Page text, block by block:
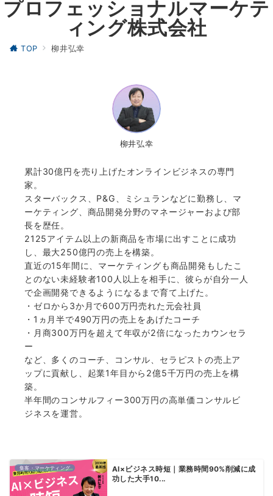
プロフェッショナルマーケテ
ィング株式会社
TOP 柳井弘幸
柳井弘幸
累計30億円を売り上げたオンラインビジネスの専門
家。
スターバックス、P&G、ミシュランなどに勤務し、マ
ーケティング、商品開発分野のマネージャーおよび部
長を歴任。
2125アイテム以上の新商品を市場に出すことに成功
し、最大250億円の売上を構築。
直近の15年間に、マーケティングも商品開発もしたこ
とのない未経験者100人以上を相手に、彼らが自分一人
で企画開発できるようになるまで育て上げた。
・ゼロから3か月で600万円売れた元会社員
・1ヵ月半で490万円の売上をあげたコーチ
・月商300万円を超えて年収が2倍になったカウンセラ
ー
など、多くのコーチ、コンサル、セラピストの売上ア
ップに貢献し、起業1年目から2億5千万円の売上を構
築。
半年間のコンサルフィー300万円の高単価コンサルビ
ジネスを運営。
集客・マーケティング
AI×ビジネス時短｜業務時間90%削減に成
功した大手10...